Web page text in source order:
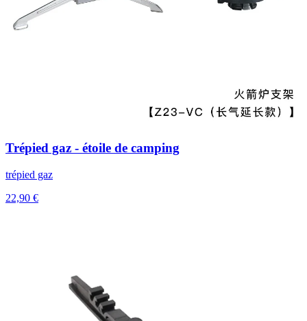
Trépied gaz - étoile de camping
trépied gaz
22,90 €